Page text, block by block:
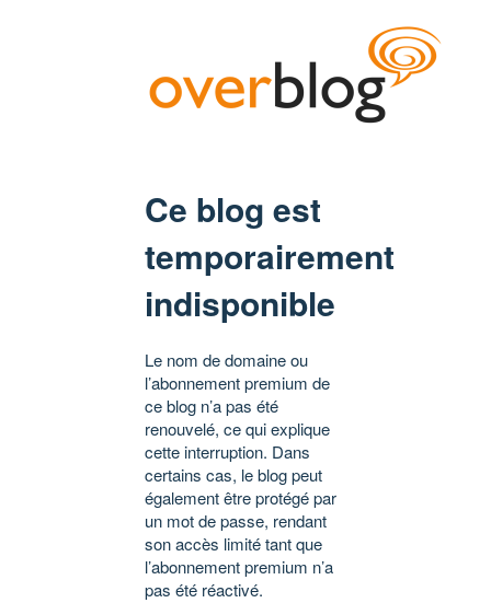
Ce blog est
temporairement
indisponible
Le nom de domaine ou
l’abonnement premium de
ce blog n’a pas été
renouvelé, ce qui explique
cette interruption. Dans
certains cas, le blog peut
également être protégé par
un mot de passe, rendant
son accès limité tant que
l’abonnement premium n’a
pas été réactivé.